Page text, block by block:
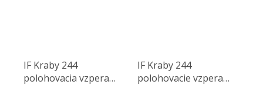
IF Kraby 244
polohovacia vzpera
IF Kraby 244
polohovacie vzpera